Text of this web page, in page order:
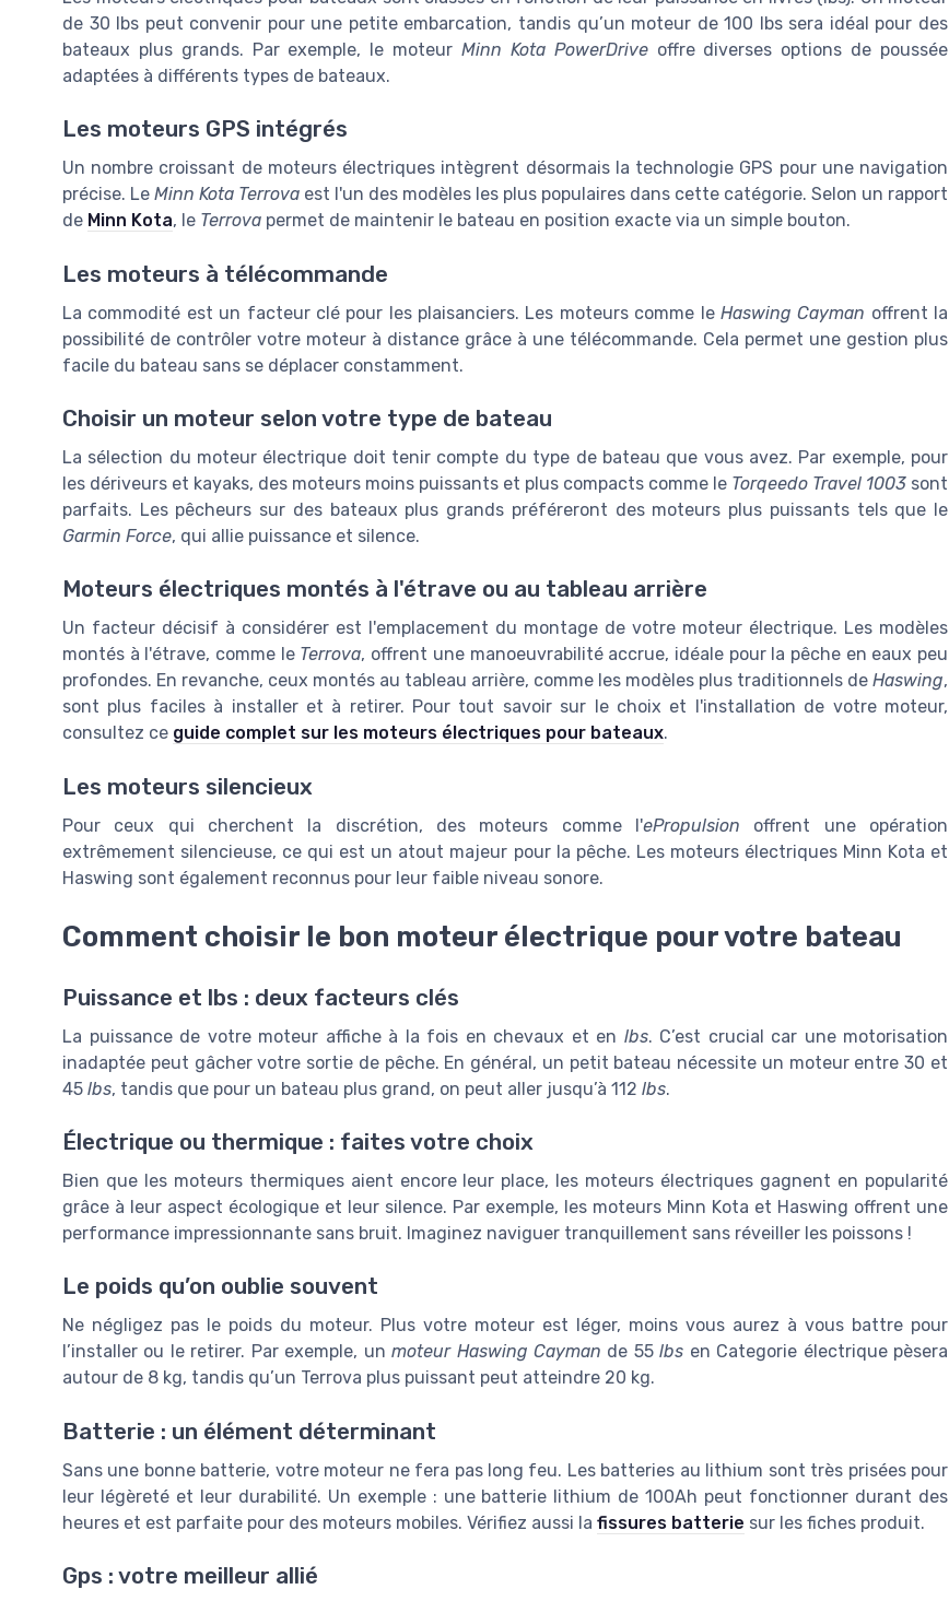
de 30 lbs peut convenir pour une petite embarcation, tandis qu’un moteur de 100 lbs sera idéal pour des
bateaux plus grands. Par exemple, le moteur Minn Kota PowerDriveoffre diverses options de poussée
adaptées à différents types de bateaux.
Les moteurs GPS intégrés
Un nombre croissant de moteurs électriques intègrent désormais la technologie GPS pour une navigation
précise. Le Minn Kota Terrova est l'un des modèles les plus populaires dans cette catégorie. Selon un rapport
de Minn Kota, le Terrova permet de maintenir le bateau en position exacte via un simple bouton.
Les moteurs à télécommande
La commodité est un facteur clé pour les plaisanciers. Les moteurs comme le Haswing Cayman offrent la
possibilité de contrôler votre moteur à distance grâce à une télécommande. Cela permet une gestion plus
facile du bateau sans se déplacer constamment.
Choisir un moteur selon votre type de bateau
La sélection du moteur électrique doit tenir compte du type de bateau que vous avez. Par exemple, pour
les dériveurs et kayaks, des moteurs moins puissants et plus compacts comme le Torqeedo Travel 1003 sont
parfaits. Les pêcheurs sur des bateaux plus grands préféreront des moteurs plus puissants tels que le
Garmin Force, qui allie puissance et silence.
Moteurs électriques montés à l'étrave ou au tableau arrière
Un facteur décisif à considérer est l'emplacement du montage de votre moteur électrique. Les modèles
montés à l'étrave, comme le Terrova, offrent une manoeuvrabilité accrue, idéale pour la pêche en eaux peu
profondes. En revanche, ceux montés au tableau arrière, comme les modèles plus traditionnels de Haswing,
sont plus faciles à installer et à retirer. Pour tout savoir sur le choix et l'installation de votre moteur,
consultez ce guide complet sur les moteurs électriques pour bateaux.
Les moteurs silencieux
Pour ceux qui cherchent la discrétion, des moteurs comme l'ePropulsion offrent une opération
extrêmement silencieuse, ce qui est un atout majeur pour la pêche. Les moteurs électriques Minn Kota et
Haswing sont également reconnus pour leur faible niveau sonore.
Comment choisir le bon moteur électrique pour votre bateau
Puissance et lbs : deux facteurs clés
La puissance de votre moteur affiche à la fois en chevaux et en lbs. C’est crucial car une motorisation
inadaptée peut gâcher votre sortie de pêche. En général, un petit bateau nécessite un moteur entre 30 et
45 lbs, tandis que pour un bateau plus grand, on peut aller jusqu’à 112 lbs.
Électrique ou thermique : faites votre choix
Bien que les moteurs thermiques aient encore leur place, les moteurs électriques gagnent en popularité
grâce à leur aspect écologique et leur silence. Par exemple, les moteurs Minn Kota et Haswing offrent une
performance impressionnante sans bruit. Imaginez naviguer tranquillement sans réveiller les poissons !
Le poids qu’on oublie souvent
Ne négligez pas le poids du moteur. Plus votre moteur est léger, moins vous aurez à vous battre pour
l’installer ou le retirer. Par exemple, unmoteur Haswing Cayman de 55lbs en Categorie électrique pèsera
autour de 8 kg, tandis qu’un Terrova plus puissant peut atteindre 20 kg.
Batterie : un élément déterminant
Sans une bonne batterie, votre moteur ne fera pas long feu. Les batteries au lithium sont très prisées pour
leur légèreté et leur durabilité. Un exemple : une batterie lithium de 100Ah peut fonctionner durant des
heures et est parfaite pour des moteurs mobiles. Vérifiez aussi la fissures batterie sur les fiches produit.
Gps : votre meilleur allié